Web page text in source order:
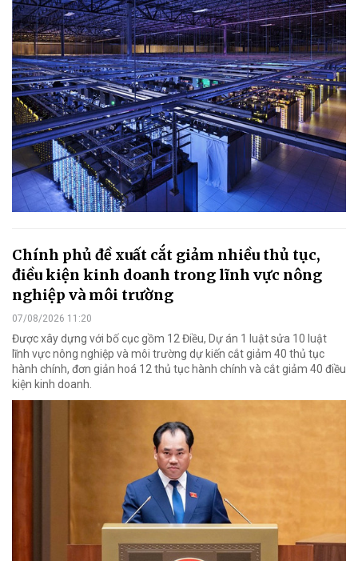
Chính phủ đề xuất cắt giảm nhiều thủ tục,
điều kiện kinh doanh trong lĩnh vực nông
nghiệp và môi trường
07/08/2026 11:20
Được xây dựng với bố cục gồm 12 Điều, Dự án 1 luật sửa 10 luật
lĩnh vực nông nghiệp và môi trường dự kiến cắt giảm 40 thủ tục
hành chính, đơn giản hoá 12 thủ tục hành chính và cắt giảm 40 điều
kiện kinh doanh.